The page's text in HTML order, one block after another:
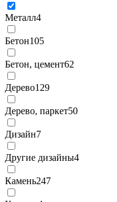
Металл4
Бетон105
Бетон, цемент62
Дерево129
Дерево, паркет50
Дизайн7
Другие дизайны4
Камень247